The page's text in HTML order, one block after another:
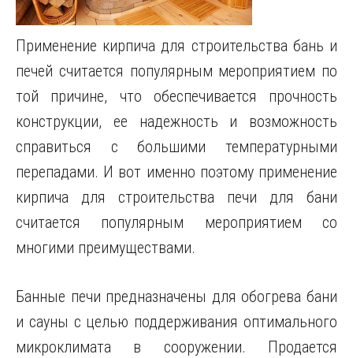
Применение кирпича для строительства бань и
печей считается популярным мероприятием по
той причине, что обеспечивается прочность
конструкции, ее надежность и возможность
справиться с большими температурными
перепадами. И вот именно поэтому применение
кирпича для строительства печи для бани
считается популярным мероприятием со
многими преимуществами.
Банные печи предназначены для обогрева бани
и сауны с целью поддерживания оптимального
микроклимата в сооружении. Продается